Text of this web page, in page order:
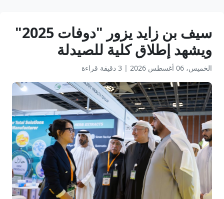
سيف بن زايد يزور "دوفات 2025"
ويشهد إطلاق كلية للصيدلة
الخميس، 06 أغسطس 2026 | 3 دقيقة قراءة